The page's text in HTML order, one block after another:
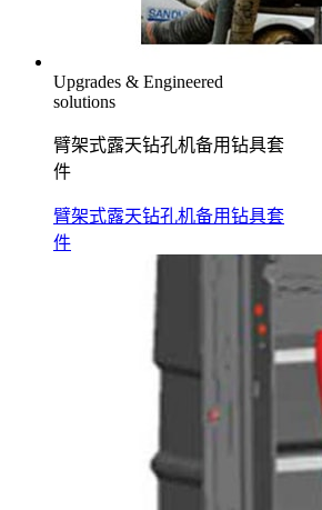
Upgrades & Engineered
solutions
臂架式露天钻孔机备用钻具套
件
臂架式露天钻孔机备用钻具套
件